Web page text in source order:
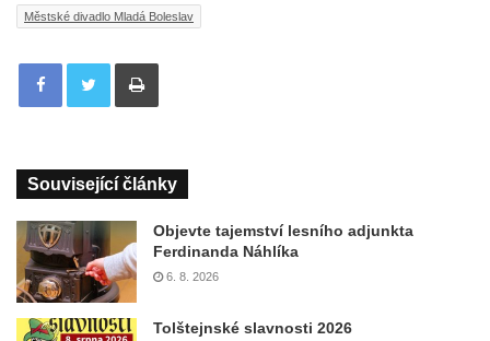
Městské divadlo Mladá Boleslav
Tisknout
Související články
Objevte tajemství lesního adjunkta
Ferdinanda Náhlíka
6. 8. 2026
Tolštejnské slavnosti 2026